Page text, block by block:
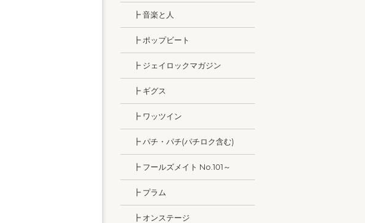
┣ 音楽と人
┣ ポップビート
┣ ジェイロックマガジン
┣ ギグス
┣ ワッツイン
┣ パチ・パチ(パチロク含む)
┣ フールズメイト No.101～
┣ プラム
┣ オンステージ